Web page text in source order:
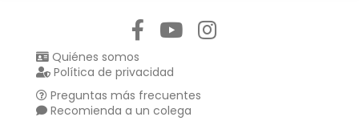
Quiénes somos
Política de privacidad
Preguntas más frecuentes
Recomienda a un colega